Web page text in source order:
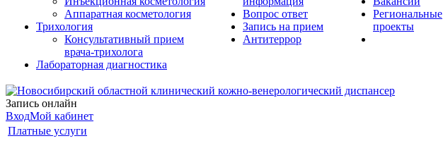
Аппаратная косметология
Трихология
Консультативный прием
врача-трихолога
Лабораторная диагностика
Вопрос ответ
Запись на прием
Антитеррор
Региональные
проекты
Запись онлайн
ВходМой кабинет
Платные услуги